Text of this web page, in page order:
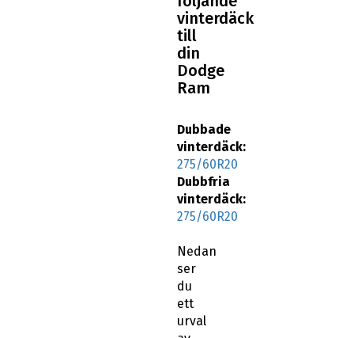
vinterdäck
till
din
Dodge
Ram
Dubbade
vinterdäck:
275/60R20
Dubbfria
vinterdäck:
275/60R20
Nedan
ser
du
ett
urval